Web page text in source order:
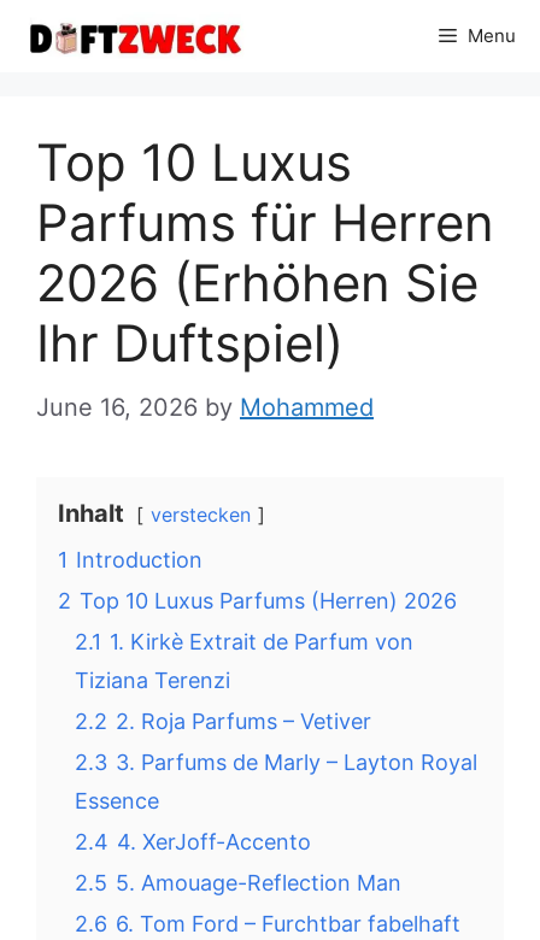
Skip
Menu
Top 10 Luxus
Parfums für Herren
2026 (Erhöhen Sie
Ihr Duftspiel)
June 16, 2026 by Mohammed
Inhalt verstecken
1 Introduction
2 Top 10 Luxus Parfums (Herren) 2026
2.1 1. Kirkè Extrait de Parfum von
Tiziana Terenzi
2.2 2. Roja Parfums – Vetiver
2.3 3. Parfums de Marly – Layton Royal
Essence
2.4 4. XerJoff-Accento
2.5 5. Amouage-Reflection Man
2.6 6. Tom Ford – Furchtbar fabelhaft